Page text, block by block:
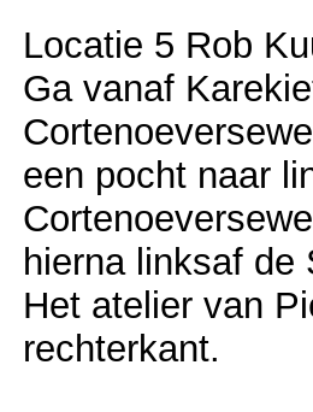
Locatie 5 Rob
Ga vanaf
een pocht naar
hierna linksaf de
Het atelier van
rechterkant.